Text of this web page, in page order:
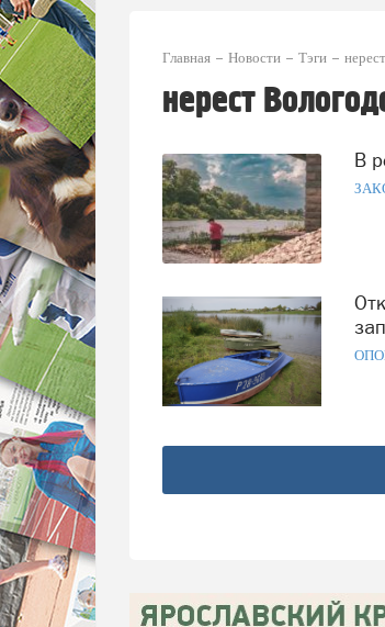
Главная Новости Тэги
нерест
В
Открытие навигации совпало в регионе с нерестовым